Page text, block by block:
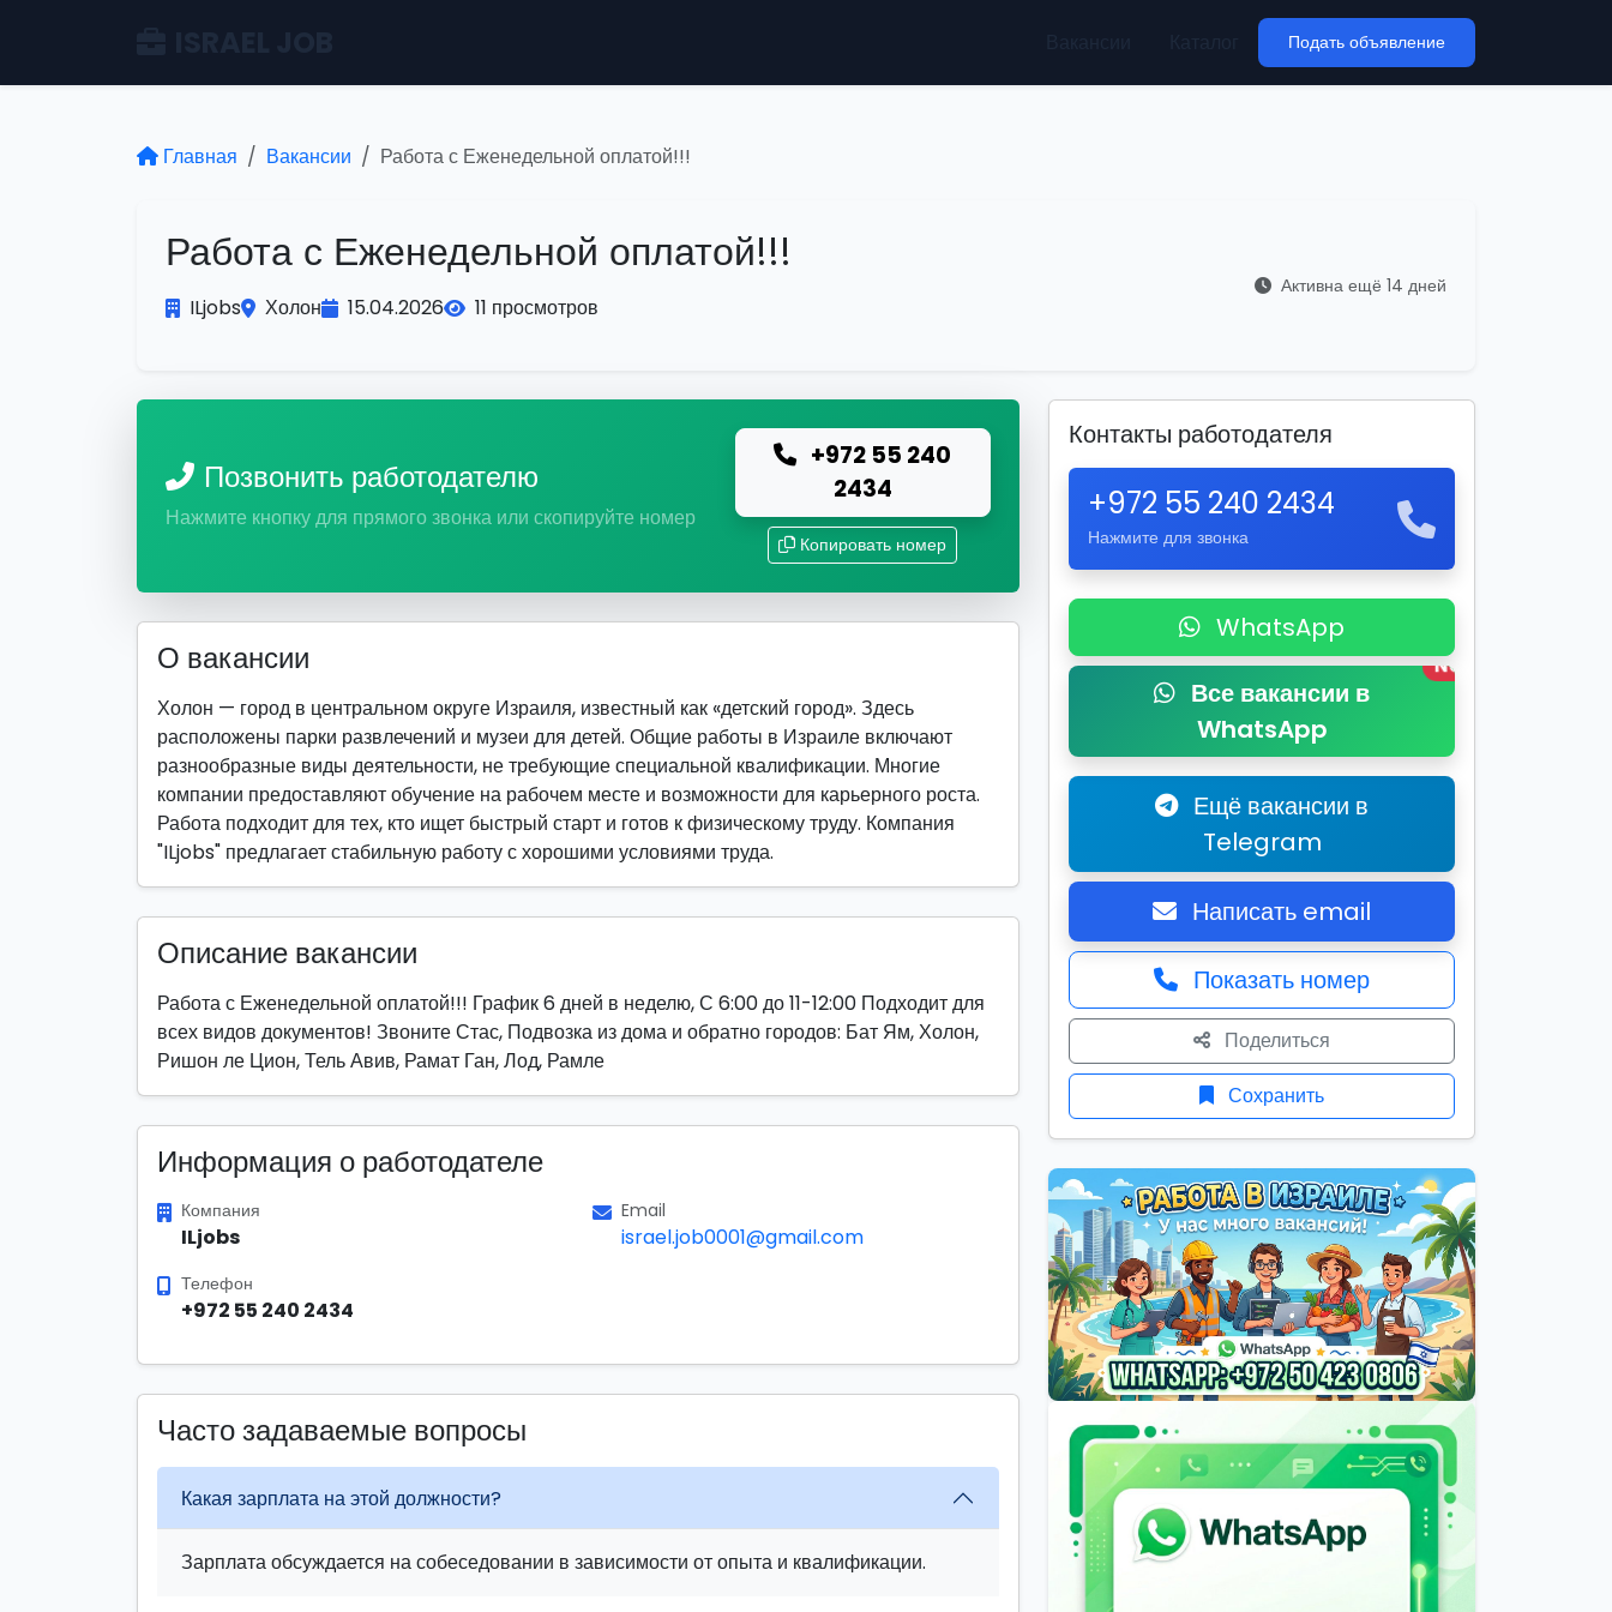
Подать объявление
Главная Вакансии Работа с Еженедельной оплатой!!!
Работа с Еженедельной оплатой!!!
ILjobs Холон 15.04.2026 11 просмотров
Активна ещё 14 дней
Позвонить работодателю
Нажмите кнопку для прямого звонка или скопируйте номер
+972 55 240
2434
Копировать номер
О вакансии
Холон — город в центральном округе Израиля, известный как «детский город». Здесь
расположены парки развлечений и музеи для детей. Общие работы в Израиле включают
разнообразные виды деятельности, не требующие специальной квалификации. Многие
компании предоставляют обучение на рабочем месте и возможности для карьерного роста.
Работа подходит для тех, кто ищет быстрый старт и готов к физическому труду. Компания
"ILjobs" предлагает стабильную работу с хорошими условиями труда.
Описание вакансии
Работа с Еженедельной оплатой!!! График 6 дней в неделю, С 6:00 до 11-12:00 Подходит для
всех видов документов! Звоните Стас, Подвозка из дома и обратно городов: Бат Ям, Холон,
Ришон ле Цион, Тель Авив, Рамат Ган, Лод, Рамле
Информация о работодателе
Компания
ILjobs
Email
israel.job0001@gmail.com
Телефон
+972 55 240 2434
Часто задаваемые вопросы
Какая зарплата на этой должности?
Зарплата обсуждается на собеседовании в зависимости от опыта и квалификации.
Контакты работодателя
+972 55 240 2434
Нажмите для звонка
WhatsApp
Все вакансии в
WhatsApp
New
Ещё вакансии в
Telegram
Написать email
Показать номер
Поделиться
Сохранить